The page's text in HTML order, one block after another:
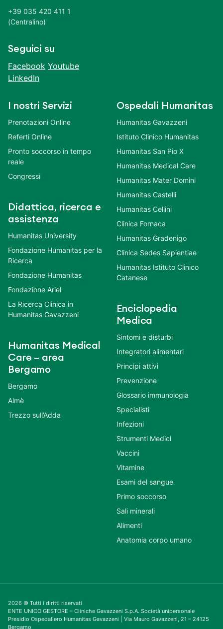
+39 035 420 411 1
(Centralino)
Seguici su
Facebook Youtube
LinkedIn
I nostri Servizi
Prenotazioni Online
Referti Online
Pronto soccorso in tempo
reale
Congressi
Didattica, ricerca e
assistenza
Humanitas University
Fondazione Humanitas per la
Ricerca
Fondazione Humanitas
Fondazione Ariel
La Ricerca Clinica in
Humanitas Gavazzeni
Humanitas Medical
Care – area
Bergamo
Bergamo
Almè
Trezzo sull’Adda
Ospedali Humanitas
Humanitas Gavazzeni
Istituto Clinico Humanitas
Humanitas San Pio X
Humanitas Medical Care
Humanitas Mater Domini
Humanitas Castelli
Humanitas Cellini
Clinica Fornaca
Humanitas Gradenigo
Clinica Sedes Sapientiae
Humanitas Istituto Clinico
Catanese
Enciclopedia
Medica
Sintomi e disturbi
Integratori alimentari
Principi attivi
Prevenzione
Glossario immunologia
Specialisti
Infezioni
Strumenti Medici
Vaccini
Vitamine
Esami del sangue
Primo soccorso
Sali minerali
Alimenti
Anatomia corpo umano
2026 © Tutti i diritti riservati
ENTE UNICO GESTORE – Cliniche Gavazzeni S.p.A. Società unipersonale
Presidio Ospedaliero Humanitas Gavazzeni | Via Mauro Gavazzeni, 21 – 24125
Bergamo